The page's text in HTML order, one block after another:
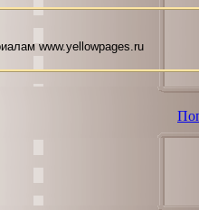
www.yellowpages.ru